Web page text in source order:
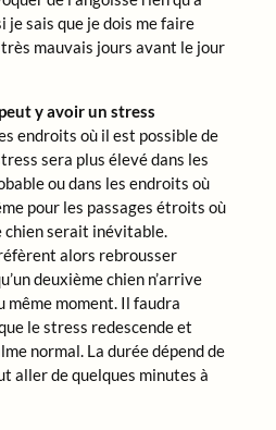
je sais que je dois me faire
mauvais jours avant le jour
y avoir un stress
endroits où il est possible de
sera plus élevé dans les
ou dans les endroits où
pour les passages étroits où
chien serait inévitable.
alors rebrousser
deuxième chien n’arrive
même moment. Il faudra
le stress redescende et
normal. La durée dépend de
aller de quelques minutes à